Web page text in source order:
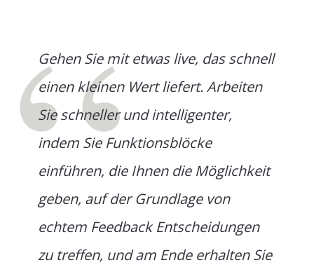
Gehen Sie mit etwas live, das schnell
einen kleinen Wert liefert. Arbeiten
Sie schneller und intelligenter,
indem Sie Funktionsblöcke
einführen, die Ihnen die Möglichkeit
geben, auf der Grundlage von
echtem Feedback Entscheidungen
zu treffen, und am Ende erhalten Sie